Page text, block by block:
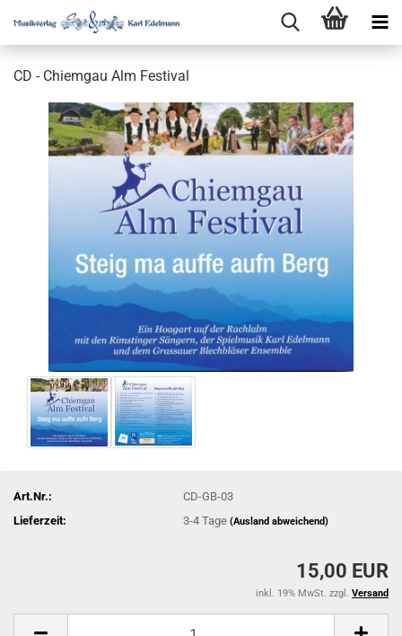
CD - Chiemgau Alm Festival
Art.Nr.:
CD-GB-03
Lieferzeit:
3-4 Tage(Ausland abweichend)
15,00 EUR
inkl. 19% MwSt. zzgl. Versand